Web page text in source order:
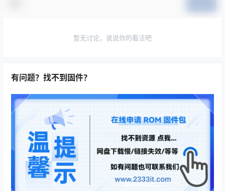
暂无讨论，说说你的看法吧
有问题？找不到固件？